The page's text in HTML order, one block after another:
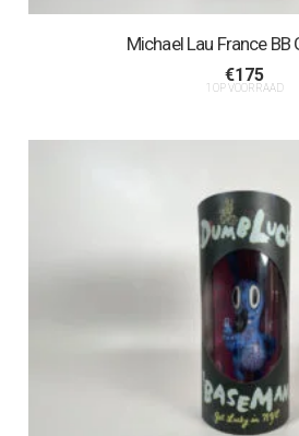
Michael Lau France BB
€175
1 OP VOORRAAD